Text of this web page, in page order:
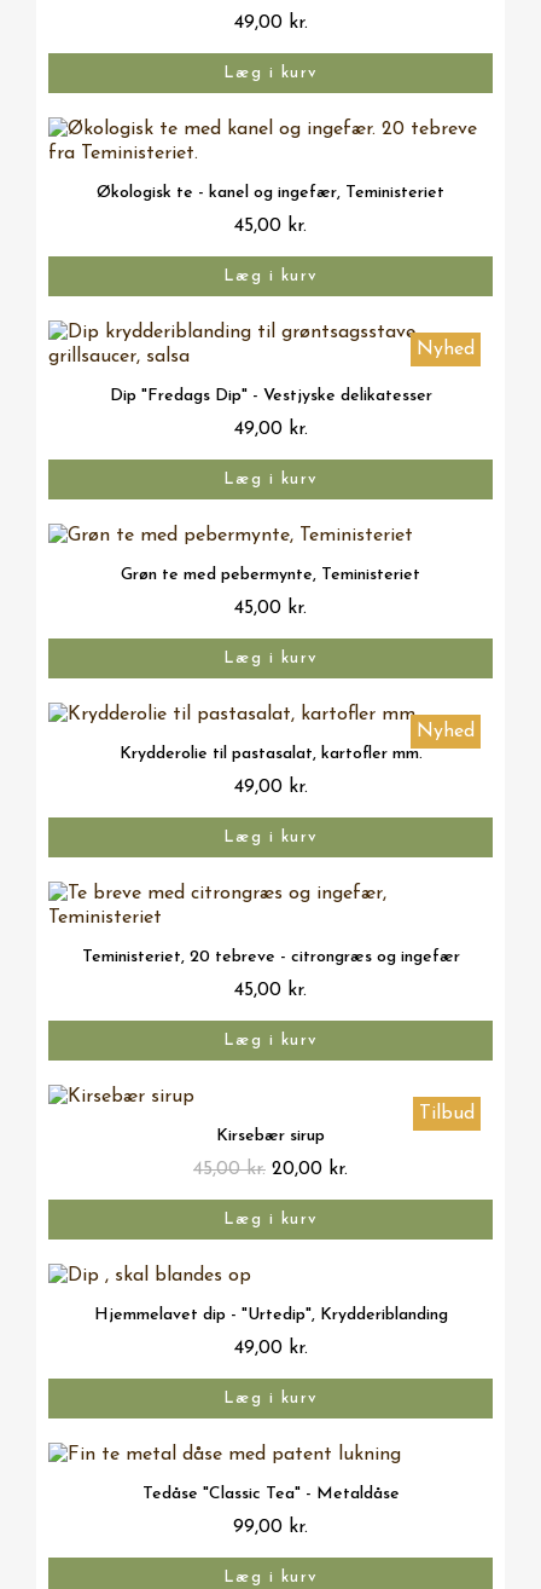
49,00 kr.
Læg i kurv
Vis her
Økologisk te - kanel og ingefær, Teministeriet
45,00 kr.
Læg i kurv
Vis her
Nyhed
Dip "Fredags Dip" - Vestjyske delikatesser
49,00 kr.
Læg i kurv
Vis her
Grøn te med pebermynte, Teministeriet
45,00 kr.
Læg i kurv
Vis her
Nyhed
Krydderolie til pastasalat, kartofler mm.
49,00 kr.
Læg i kurv
Vis her
Teministeriet, 20 tebreve - citrongræs og ingefær
45,00 kr.
Læg i kurv
Vis her
Tilbud
Kirsebær sirup
45,00 kr. 20,00 kr.
Læg i kurv
Vis her
Hjemmelavet dip - "Urtedip", Krydderiblanding
49,00 kr.
Læg i kurv
Vis her
Tedåse "Classic Tea" - Metaldåse
99,00 kr.
Læg i kurv